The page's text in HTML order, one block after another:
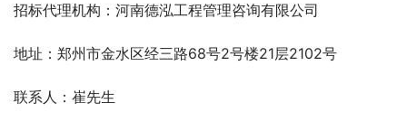
招标代理机构：河南德泓工程管理咨询有限公司
地址：郑州市金水区经三路68号2号楼21层2102号
联系人：崔先生